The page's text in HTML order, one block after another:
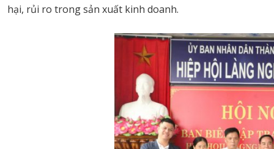
hại, rủi ro trong sản xuất kinh doanh.